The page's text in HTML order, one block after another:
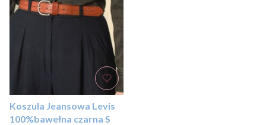
Koszula Jeansowa Levis
100%bawełna czarna S